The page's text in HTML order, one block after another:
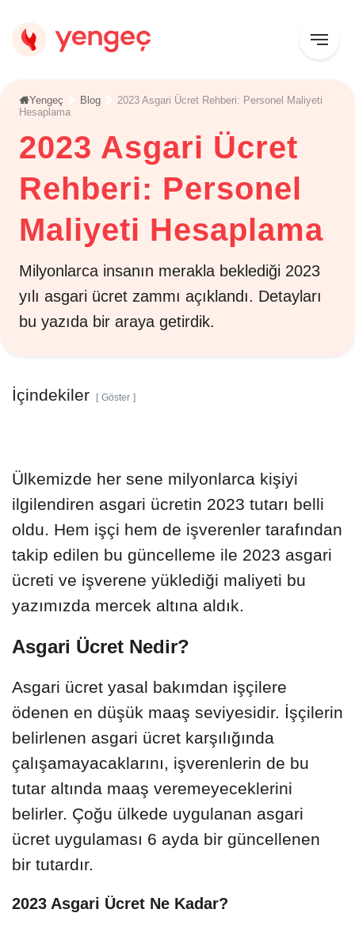
Yengeç Blog
2023 Asgari Ücret Rehberi: Personel Maliyeti
Hesaplama
2023 Asgari Ücret
Rehberi: Personel
Maliyeti Hesaplama
Milyonlarca insanın merakla beklediği 2023
yılı asgari ücret zammı açıklandı. Detayları
bu yazıda bir araya getirdik.
Ülkemizde her sene milyonlarca kişiyi
ilgilendiren asgari ücretin 2023 tutarı belli
oldu. Hem işçi hem de işverenler tarafından
takip edilen bu güncelleme ile 2023 asgari
ücreti ve işverene yüklediği maliyeti bu
yazımızda mercek altına aldık.
Asgari Ücret Nedir?
Asgari ücret yasal bakımdan işçilere
ödenen en düşük maaş seviyesidir. İşçilerin
belirlenen asgari ücret karşılığında
çalışamayacaklarını, işverenlerin de bu
tutar altında maaş veremeyeceklerini
belirler. Çoğu ülkede uygulanan asgari
ücret uygulaması 6 ayda bir güncellenen
bir tutardır.
2023 Asgari Ücret Ne Kadar?
İçindekiler Göster